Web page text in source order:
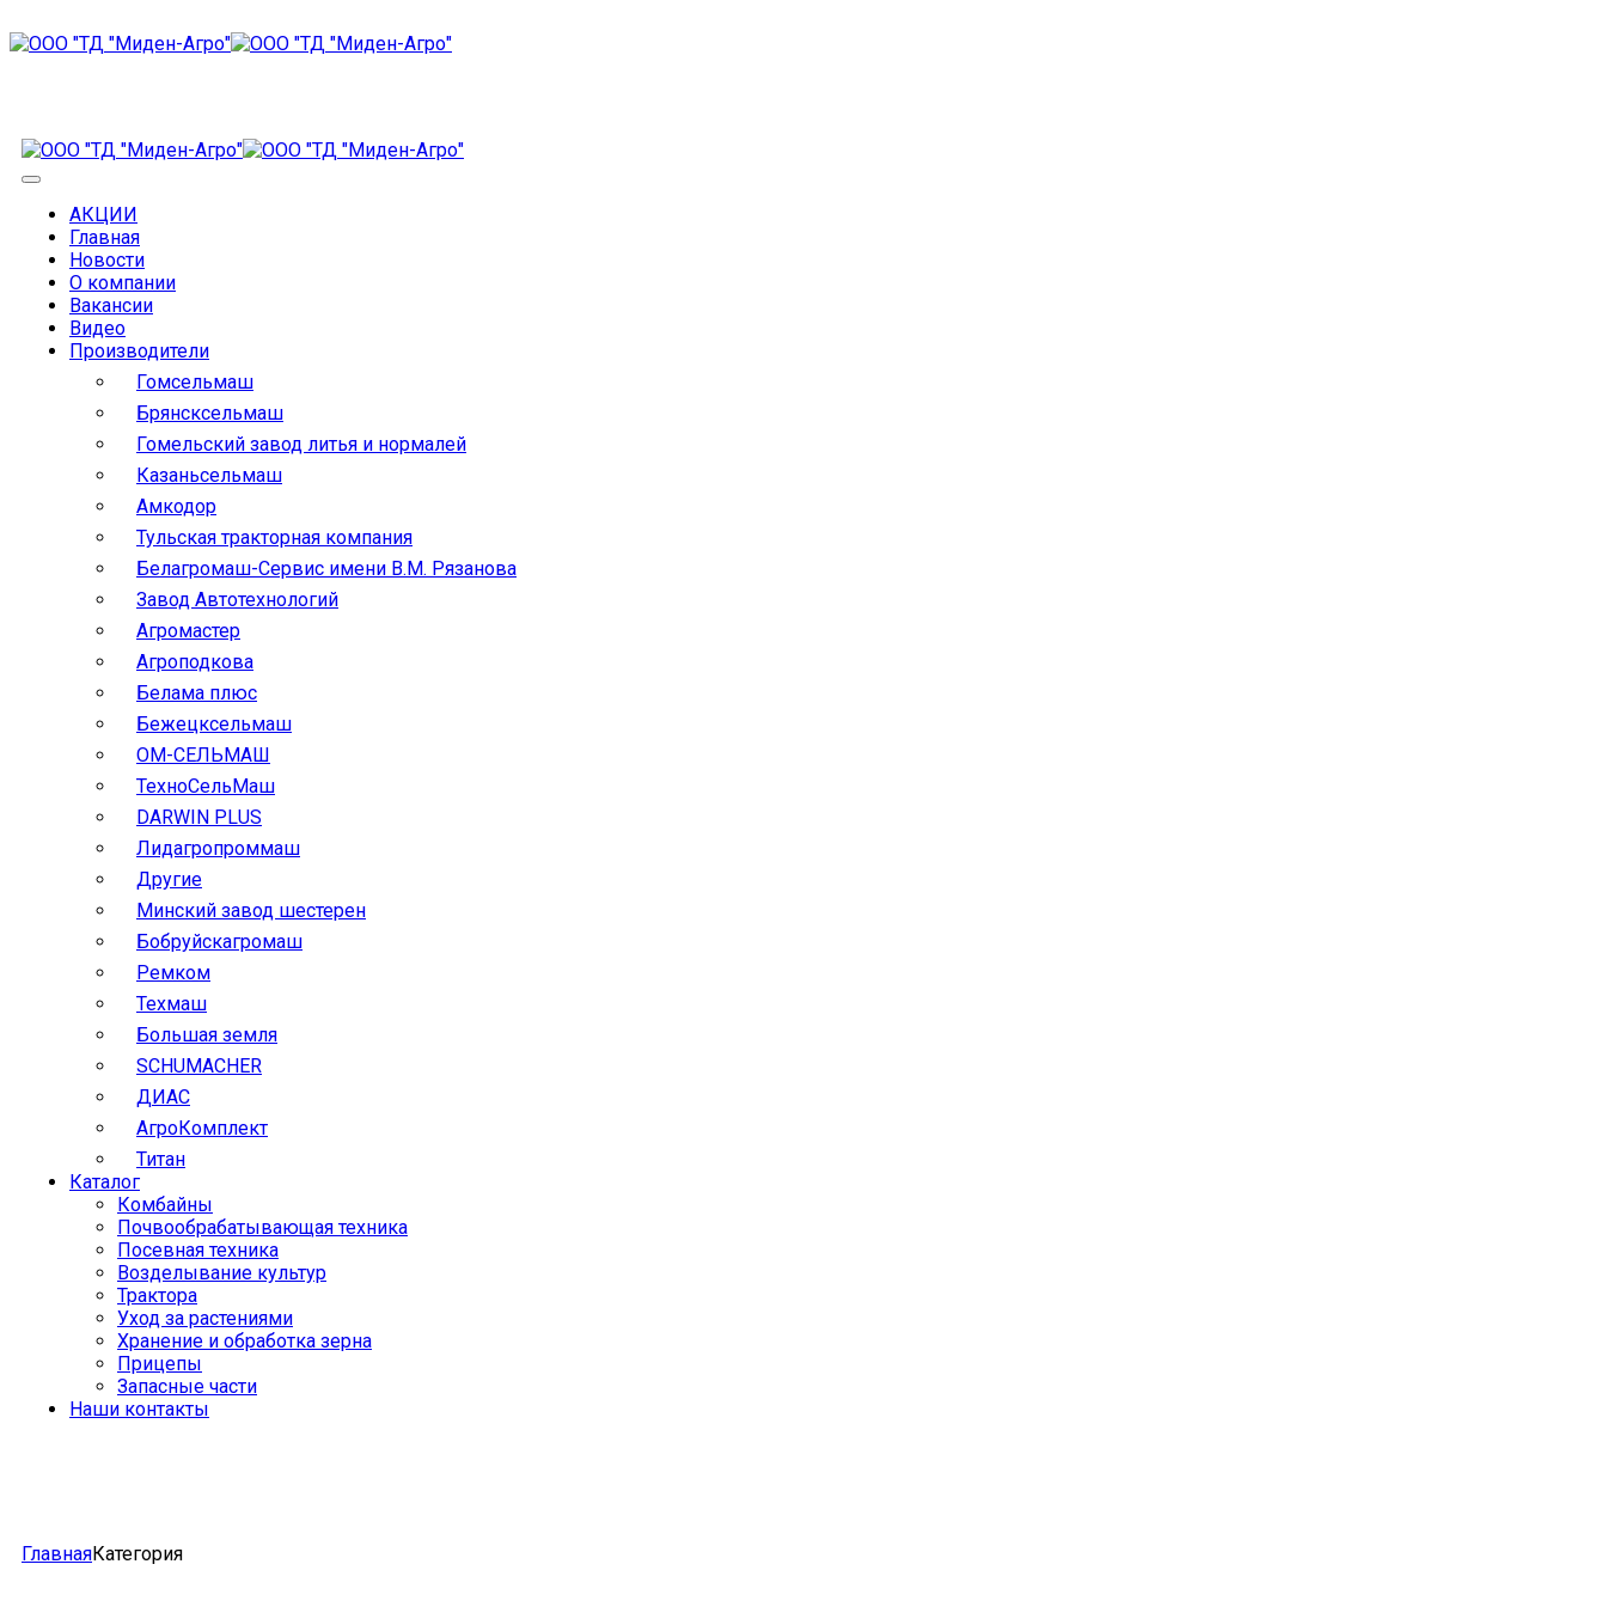
АКЦИИ
Главная
Новости
О компании
Вакансии
Видео
Производители
Гомсельмаш
Брянсксельмаш
Гомельский завод литья и нормалей
Казаньсельмаш
Амкодор
Тульская тракторная компания
Белагромаш-Сервис имени В.М. Рязанова
Завод Автотехнологий
Агромастер
Агроподкова
Белама плюс
Бежецксельмаш
ОМ-СЕЛЬМАШ
ТехноСельМаш
DARWIN PLUS
Лидагропроммаш
Другие
Минский завод шестерен
Бобруйскагромаш
Ремком
Техмаш
Большая земля
SCHUMACHER
ДИАС
АгроКомплект
Титан
Каталог
Комбайны
Почвообрабатывающая техника
Посевная техника
Возделывание культур
Трактора
Уход за растениями
Хранение и обработка зерна
Прицепы
Запасные части
Наши контакты
ГлавнаяКатегория